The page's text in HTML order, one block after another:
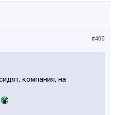
#400
компания, на